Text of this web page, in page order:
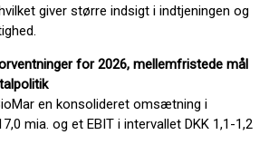
giver større indsigt i indtjeningen og
for 2026, mellemfristede mål
en konsolideret omsætning i
mia. og et EBIT i intervallet DKK 1,1-1,2